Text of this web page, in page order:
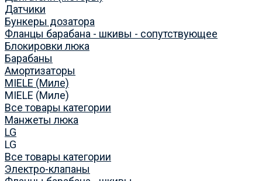
Датчики
Бункеры дозатора
Фланцы барабана - шкивы - сопутствующее
Блокировки люка
Барабаны
Амортизаторы
MIELE (Миле)
MIELE (Миле)
Все товары категории
Манжеты люка
LG
LG
Все товары категории
Электро-клапаны